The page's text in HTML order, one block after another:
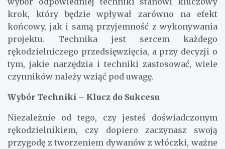
krok, który będzie wpływał zarówno na efekt
końcowy, jak i samą przyjemność z wykonywania
projektu. Technika jest sercem każdego
rękodzielniczego przedsięwzięcia, a przy decyzji o
tym, jakie narzędzia i techniki zastosować, wiele
czynników należy wziąć pod uwagę.
Wybór Techniki – Klucz do Sukcesu
Niezależnie od tego, czy jesteś doświadczonym
rękodzielnikiem, czy dopiero zaczynasz swoją
przygodę z tworzeniem dywanów z włóczki, ważne